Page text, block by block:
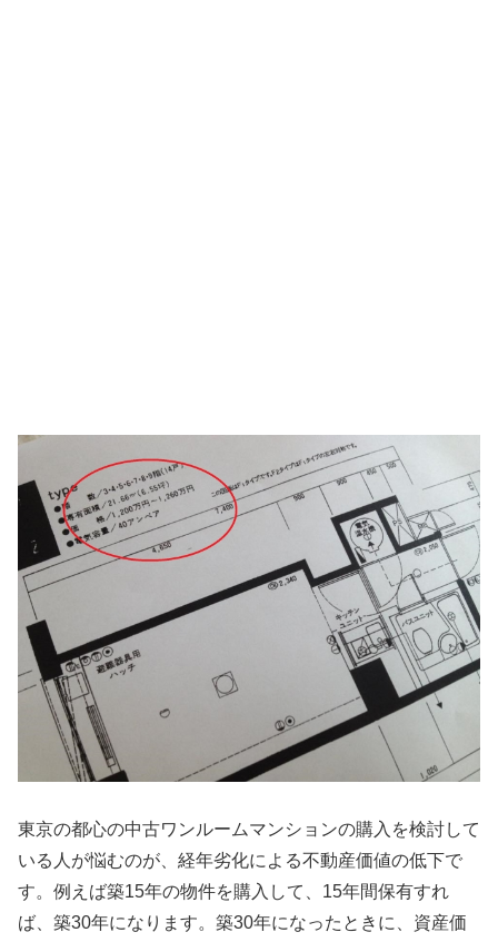
東京の都心の中古ワンルームマンションの購入を検討して
いる人が悩むのが、経年劣化による不動産価値の低下で
す。例えば築15年の物件を購入して、15年間保有すれ
ば、築30年になります。築30年になったときに、資産価